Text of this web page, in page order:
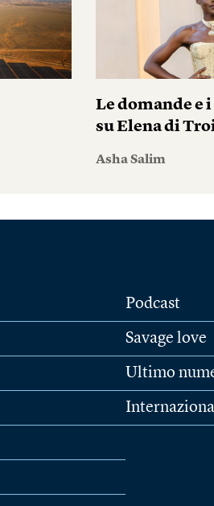
Le domande e
su Elena di
Asha Salim
Podcast
Savage love
Ultimo